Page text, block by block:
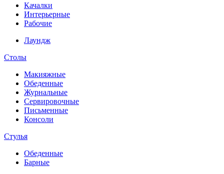
Качалки
Интерьерные
Рабочие
Лаундж
Столы
Макияжные
Обеденные
Журнальные
Сервировочные
Письменные
Консоли
Стулья
Обеденные
Барные